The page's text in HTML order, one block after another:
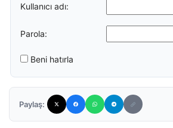
Kullanıcı adı:
Parola:
Beni hatırla
Paylaş: